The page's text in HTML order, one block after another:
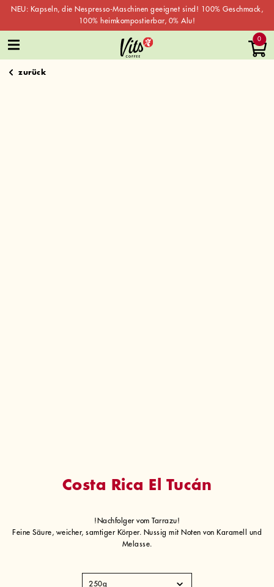
NEU: Kapseln, die Nespresso-Maschinen geeignet sind! 100% Geschmack,
100% heimkompostierbar, 0% Alu!
content
0
zurück
Costa Rica El Tucán
!Nachfolger vom Tarrazu!
Feine Säure, weicher, samtiger Körper. Nussig mit Noten von Karamell und
Melasse.